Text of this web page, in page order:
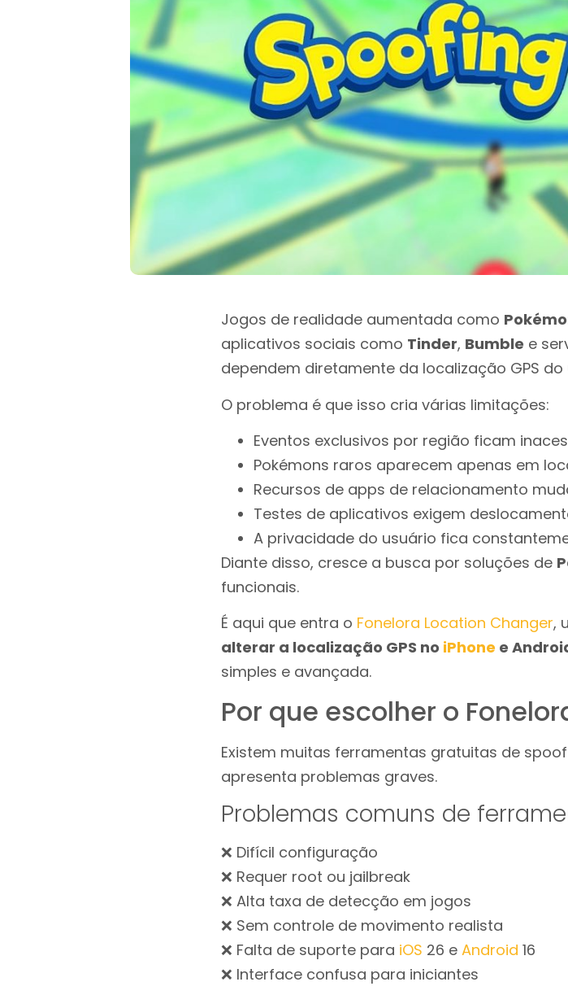
Jogos de realidade aumentada como
aplicativos sociais como Tinder, Bumble e
dependem diretamente da localização GPS do
O problema é que isso cria várias limitações:
Eventos exclusivos por região ficam
Pokémons raros aparecem apenas em
Recursos de apps de relacionamento
Testes de aplicativos exigem
A privacidade do usuário fica
Diante disso, cresce a busca por soluções de
funcionais.
É aqui que entra o Fonelora Location Changer,
alterar a localização GPS no iPhone e
simples e avançada.
Por que escolher o
Existem muitas ferramentas gratuitas de
apresenta problemas graves.
Problemas comuns de
❌ Difícil configuração
❌ Requer root ou jailbreak
❌ Alta taxa de detecção em jogos
❌ Sem controle de movimento realista
❌ Falta de suporte para iOS 26 e Android 16
❌ Interface confusa para iniciantes